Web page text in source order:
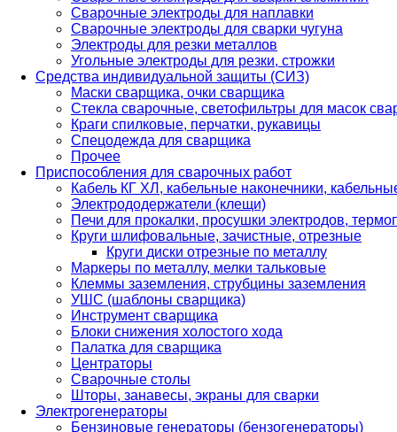
Сварочные электроды для наплавки
Сварочные электроды для сварки чугуна
Электроды для резки металлов
Угольные электроды для резки, строжки
Средства индивидуальной защиты (СИЗ)
Маски сварщика, очки сварщика
Стекла сварочные, светофильтры для масок
Краги спилковые, перчатки, рукавицы
Спецодежда для сварщика
Прочее
Приспособления для сварочных работ
Кабель КГ ХЛ, кабельные наконечники,
Электрододержатели (клещи)
Печи для прокалки, просушки электродов,
Круги шлифовальные, зачистные, отрезные
Круги диски отрезные по металлу
Маркеры по металлу, мелки тальковые
Клеммы заземления, струбцины заземления
УШС (шаблоны сварщика)
Инструмент сварщика
Блоки снижения холостого хода
Палатка для сварщика
Центраторы
Сварочные столы
Шторы, занавесы, экраны для сварки
Электрогенераторы
Бензиновые генераторы (бензогенераторы)